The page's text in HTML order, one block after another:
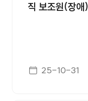
직 보조원(장
게시일자
25-10-31